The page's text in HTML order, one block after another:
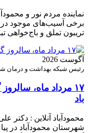
نماینده مردم نور و
برخی آسیب‌های موجود در
تریبون تملق و باج‌خواهی
آگوست 2026
رئیس شبکه بهداشت و درمان
۱۷ مرداد ماه،
باد
محمودآباد آنلاین :
شهرستان محمودآباد در